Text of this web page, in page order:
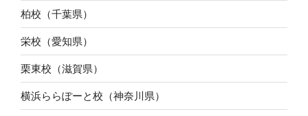
柏校（千葉県）
栄校（愛知県）
栗東校（滋賀県）
横浜ららぽーと校（神奈川県）